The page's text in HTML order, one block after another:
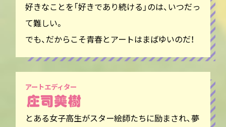
好きなことを「好きであり続ける」のは、いつだっ
て難しい。
でも、だからこそ青春とアートはまばゆいのだ！
アートエディター
とある女子高生がスター絵師たちに励まされ、夢